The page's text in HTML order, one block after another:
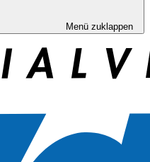
Menü zuklappen